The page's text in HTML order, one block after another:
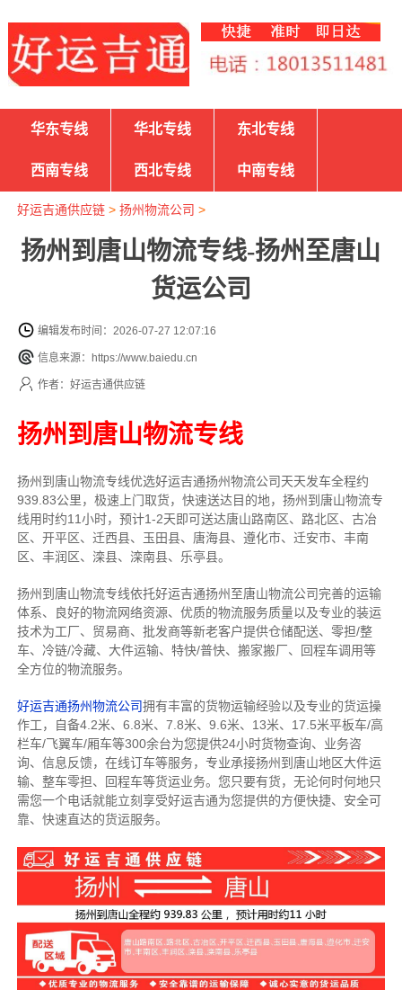
华东专线 华北专线 东北专线
西南专线 西北专线 中南专线
好运吉通供应链> 扬州物流公司 >
扬州到唐山物流专线-扬州至唐山
货运公司
编辑发布时间：2026-07-27 12:07:16
信息来源：https://www.baiedu.cn
作者：好运吉通供应链
扬州到唐山物流专线
扬州到唐山物流专线优选好运吉通扬州物流公司天天发车全程约
939.83公里， 极速上门取货，快速送达目的地，扬州到唐山物流专
线用时约11小时，预计1-2天即可送达唐山路南区、路北区、古冶
区、开平区、迁西县、玉田县、唐海县、遵化市、迁安市、丰南
区、丰润区、滦县、滦南县、乐亭县。
扬州到唐山物流专线依托好运吉通扬州至唐山物流公司完善的运输
体系、良好的物流网络资源、优质的物流服务质量以及专业的装运
技术为工厂、贸易商、批发商等新老客户提供仓储配送、零担/整
车、冷链/冷藏、大件运输、特快/普快、搬家搬厂、回程车调用等
全方位的物流服务。
好运吉通扬州物流公司拥有丰富的货物运输经验以及专业的货运操
作工，自备4.2米、6.8米、7.8米、9.6米、13米、17.5米平板车/高
栏车/飞翼车/厢车等300余台为您提供24小时货物查询、业务咨
询、信息反馈，在线订车等服务， 专业承接扬州到唐山地区大件运
输、整车零担、回程车等货运业务。 您只要有货，无论何时何地只
需您一个电话就能立刻享受好运吉通为您提供的方便快捷、安全可
靠、快速直达的货运服务。